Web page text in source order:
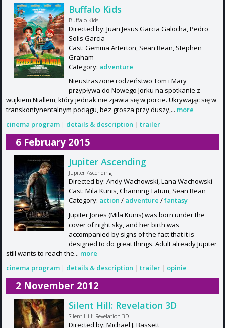
Buffalo Kids
Buffalo Kids
Directed by: Juan Jesus Garcia Galocha, Pedro
Solis Garcia
Cast: Gemma Arterton, Sean Bean, Stephen
Graham
Category: adventure
Nieustraszone rodzeństwo Tom i Mary
przypływa do Nowego Jorku na spotkanie z
wujkiem Niallem, który jednak nie zjawia się w porcie. Ukrywając się w
transkontynentalnym pociągu, bez grosza przy duszy,... more
cinema program | details & description | trailer
6 February 2015
Jupiter Ascending
Jupiter Ascending
Directed by: Andy Wachowski, Lana Wachowski
Cast: Mila Kunis, Channing Tatum, Sean Bean
Category: action / adventure /fantasy
Jupiter Jones (Mila Kunis) was born under the
cover of night sky, and her birth was
accompanied by signs of the fact that it is
designed to do great things. Adult already Jupiter
still wants to reach the... more
cinema program | details & description | trailer | opinie
2 November 2012
Silent Hill: Revelation 3D
Silent Hill: Revelation 3D
Directed by: Michael J. Bassett